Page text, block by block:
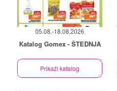
05.08.-18.08.2026
Katalog Gomex - ŠTEDNJA
Prikaži katalog